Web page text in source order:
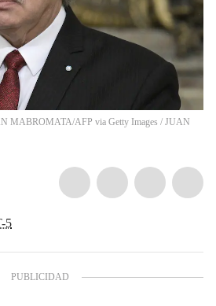
MABROMATA/AFP via Getty Images / JUAN
5